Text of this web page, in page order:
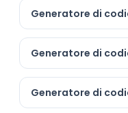
Generatore di
Generatore di
Generatore di